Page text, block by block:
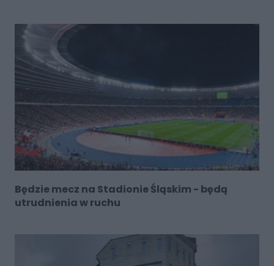
Będzie mecz na Stadionie Śląskim - będą
utrudnienia w ruchu